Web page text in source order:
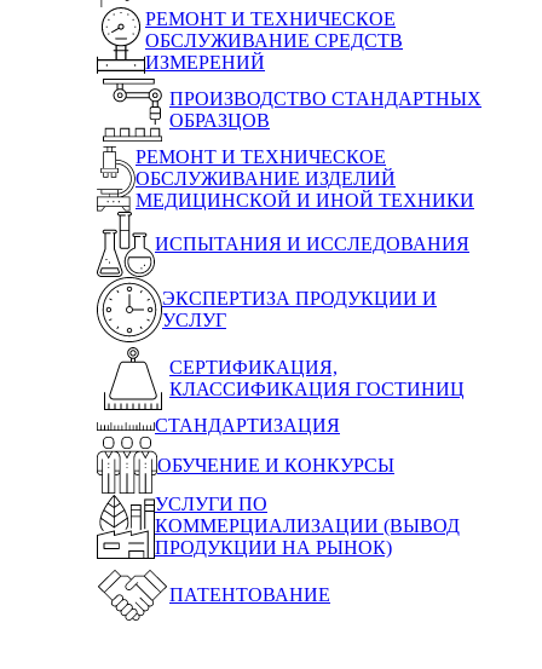
РЕМОНТ И ТЕХНИЧЕСКОЕ
ОБСЛУЖИВАНИЕ СРЕДСТВ
ИЗМЕРЕНИЙ
ПРОИЗВОДСТВО СТАНДАРТНЫХ
ОБРАЗЦОВ
РЕМОНТ И ТЕХНИЧЕСКОЕ
ОБСЛУЖИВАНИЕ ИЗДЕЛИЙ
МЕДИЦИНСКОЙ И ИНОЙ ТЕХНИКИ
ИСПЫТАНИЯ И ИССЛЕДОВАНИЯ
ЭКСПЕРТИЗА ПРОДУКЦИИ И
УСЛУГ
СЕРТИФИКАЦИЯ,
КЛАССИФИКАЦИЯ ГОСТИНИЦ
СТАНДАРТИЗАЦИЯ
ОБУЧЕНИЕ И КОНКУРСЫ
УСЛУГИ ПО
КОММЕРЦИАЛИЗАЦИИ (ВЫВОД
ПРОДУКЦИИ НА РЫНОК)
ПАТЕНТОВАНИЕ